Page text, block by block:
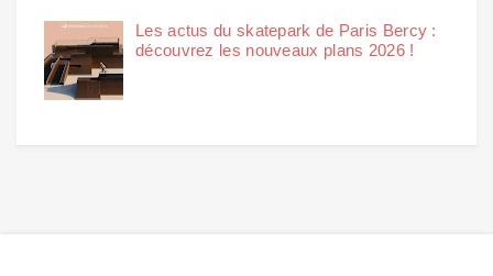
Les actus du skatepark de Paris Bercy :
découvrez les nouveaux plans 2026 !